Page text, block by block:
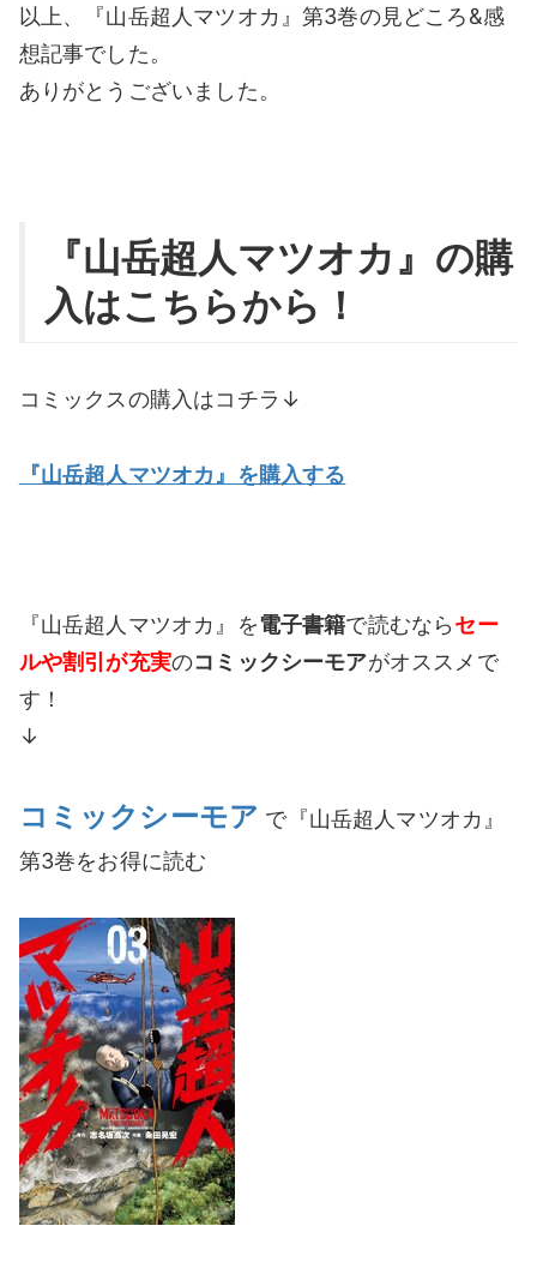
以上、『山岳超人マツオカ』第3巻の見どころ&感
想記事でした。
ありがとうございました。
『山岳超人マツオカ』の購
入はこちらから！
コミックスの購入はコチラ↓
『山岳超人マツオカ』を購入する
『山岳超人マツオカ』を電子書籍で読むならセー
ルや割引が充実のコミックシーモアがオススメで
す！
↓
コミックシーモア で『山岳超人マツオカ』
第3巻をお得に読む